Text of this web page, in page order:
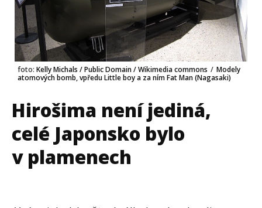
foto: Kelly Michals / Public Domain / Wikimedia commons / Modely
atomových bomb, vpředu Little boy a za ním Fat Man (Nagasaki)
Hirošima není jediná,
celé Japonsko bylo
v plamenech